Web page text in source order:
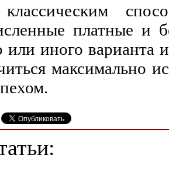
платные и
или иного варианта
максимально